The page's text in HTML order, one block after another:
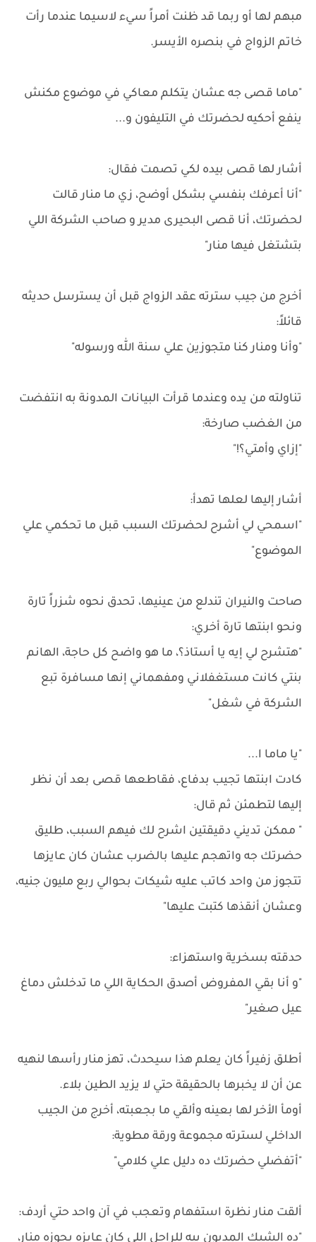
مبهم لها أو ربما قد ظنت أمراً سيء لاسيما عندما رأت
خاتم الزواج في بنصره الأيسر.
"ماما قصى جه عشان يتكلم معاكي في موضوع مكنش
ينفع أحكيه لحضرتك في التليفون و...
أشار لها قصى بيده لكي تصمت فقال:
"أنا أعرفك بنفسي بشكل أوضح، زي ما منار قالت
لحضرتك، أنا قصى البحيرى مدير و صاحب الشركة اللي
بتشتغل فيها منار"
أخرج من جيب سترته عقد الزواج قبل أن يسترسل حديثه
قائلاً:
"وأنا ومنار كنا متجوزين علي سنة الله ورسوله"
تناولته من يده وعندما قرأت البيانات المدونة به انتفضت
من الغضب صارخة:
"إزاي وأمتي؟!"
أشار إليها لعلها تهدأ:
"اسمحي لي أشرح لحضرتك السبب قبل ما تحكمي علي
الموضوع"
صاحت والنيران تندلع من عينيها، تحدق نحوه شزراً تارة
ونحو ابنتها تارة أخري:
"هتشرح لي إيه يا أستاذ؟، ما هو واضح كل حاجة، الهانم
بنتي كانت مستغفلاني ومفهماني إنها مسافرة تبع
الشركة في شغل"
"يا ماما ا...
كادت ابنتها تجيب بدفاع، فقاطعها قصى بعد أن نظر
إليها لتطمئن ثم قال:
" ممكن تديني دقيقتين اشرح لك فيهم السبب، طليق
حضرتك جه واتهجم عليها بالضرب عشان كان عايزها
تتجوز من واحد كاتب عليه شيكات بحوالي ربع مليون جنيه،
وعشان أنقذها كتبت عليها"
حدقته بسخرية واستهزاء:
"و أنا بقي المفروض أصدق الحكاية اللي ما تدخلش دماغ
عيل صغير"
أطلق زفيراً كان يعلم هذا سيحدث، تهز منار رأسها لنهيه
عن أن لا يخبرها بالحقيقة حتي لا يزيد الطين بلاء.
أومأ الأخر لها بعينه وألقي ما بجعبته، أخرج من الجيب
الداخلي لسترته مجموعة ورقة مطوية:
"أتفضلي حضرتك ده دليل علي كلامي"
ألقت منار نظرة استفهام وتعجب في آن واحد حتي أردف:
"ده الشيك المديون بيه للراجل اللي كان عايزه يجوزه منار،